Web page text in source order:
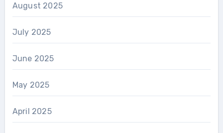
August 2025
July 2025
June 2025
May 2025
April 2025